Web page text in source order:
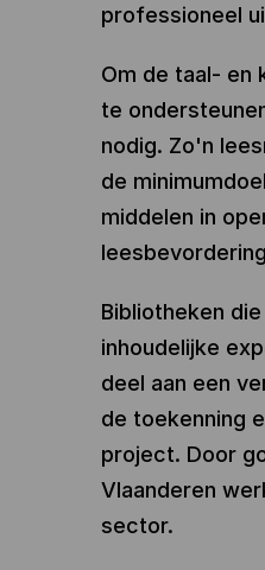
professioneel
Om de taal- en
te
nodig. Zo'n
de
middelen in
Bibliotheken
inhoudelijke
deel aan een
de toekenning
project. Door
Vlaanderen
sector.